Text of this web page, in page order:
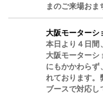
まのご来場おま
大阪モーターシ
本日より４日間
大阪モーターシ
にもかかわらず
れております。
ブースで対応し